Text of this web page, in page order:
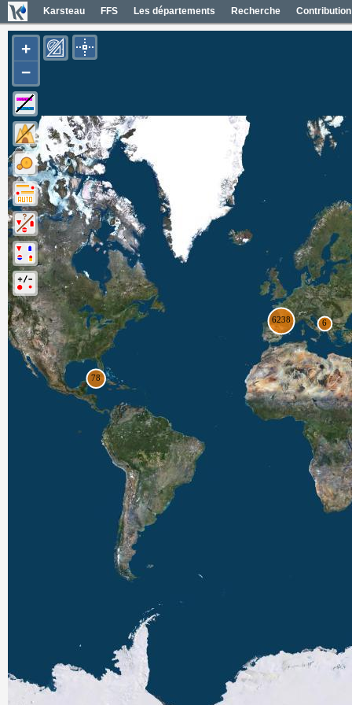
Karsteau FFS Les départements Recherche Contribution
+
−
Carte Géol 1/50000 France
Cartes IGN France
Photos aériennes France
Mapas geol 1/50000 España
Mapas IGN España
Fotos aéreas España
Photos aériennes ESRI
Carte OpenTopoMap